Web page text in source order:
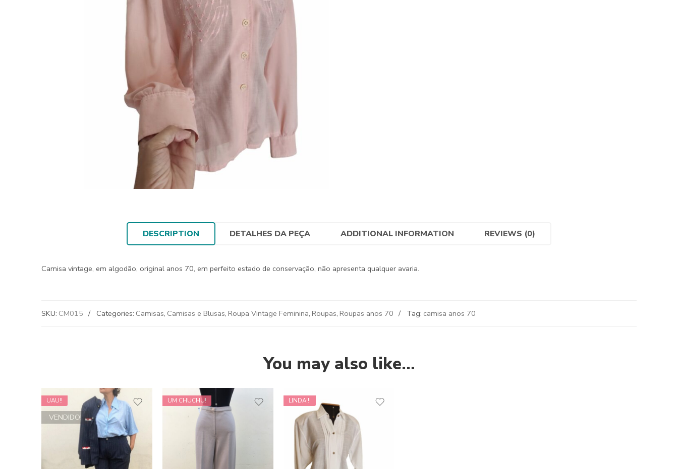
DESCRIPTION DETALHES DA PEÇA ADDITIONAL INFORMATION REVIEWS (0)
Camisa vintage, em algodão, original anos 70, em perfeito estado de conservação, não apresenta qualquer avaria.
SKU: CM015 Categories: Camisas, Camisas e Blusas, Roupa Vintage Feminina, Roupas, Roupas anos 70 Tag: camisa anos 70
You may also like…
UAU!!
VENDIDO!
UM CHUCHU! LINDA!!!